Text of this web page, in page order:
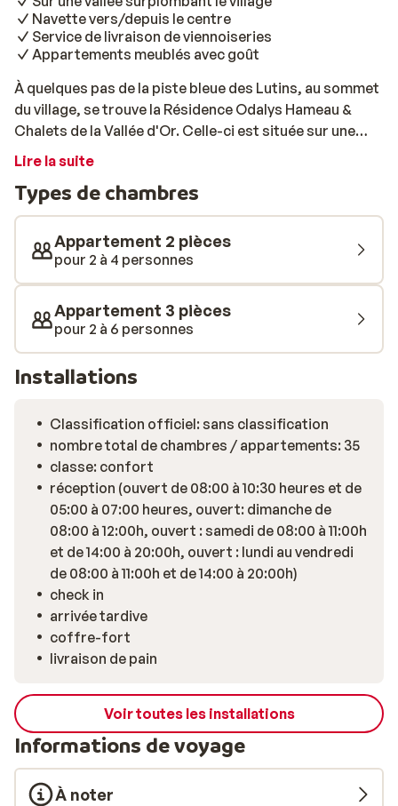
Navette vers/depuis le centre
Service de livraison de viennoiseries
Appartements meublés avec goût
À quelques pas de la piste bleue des Lutins, au sommet
du village, se trouve la Résidence Odalys Hameau &
Chalets de la Vallée d'Or. Celle-ci est située sur une
route pentue. Heureusement, un service de navette est
minutes vers et depuis le centre. Grâce à son
emplacement dans les hauteurs, les appartements
offrent une vue imprenable sur le Galibier et le centre
de Valloire. Les appartements sont répartis dans
plusieurs bâtiments de style chalet et sont meublés
avec goût. À la réception, il est possible de commander
des viennoiseries. Exit donc les longues files d'attente
à la boulangerie... Après une bonne journée à dévaler les
pistes, profitez d'un moment de détente dans la
piscine ou au sauna. La Résidence Odalys Hameau &
vacances réussies au ski!
Lire la suite
Types de chambres
Appartement 2 pièces
pour 2 à 4 personnes
Appartement 3 pièces
pour 2 à 6 personnes
Installations
Classification officiel: sans classification
nombre total de chambres / appartements: 35
classe: confort
réception (ouvert de 08:00 à 10:30 heures et de
05:00 à 07:00 heures, ouvert: dimanche de
08:00 à 12:00h, ouvert : samedi de 08:00 à 11:00h
et de 14:00 à 20:00h, ouvert : lundi au vendredi
de 08:00 à 11:00h et de 14:00 à 20:00h)
check in
arrivée tardive
coffre-fort
livraison de pain
Voir toutes les installations
Informations de voyage
À noter